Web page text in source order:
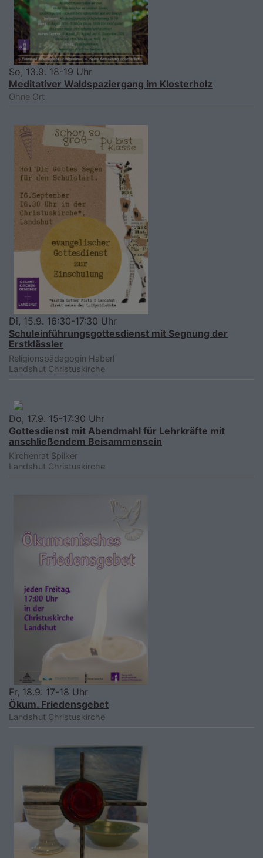
So, 13.9. 18-19 Uhr
Meditativer Waldspaziergang im Klosterholz
Ohne Ort
Di, 15.9. 16:30-17:30 Uhr
Schuleinführungsgottesdienst mit Segnung der
Erstklässler
Religionspädagogin Haberl
Landshut Christuskirche
Do, 17.9. 15-17:30 Uhr
Gottesdienst mit Abendmahl für Lehrkräfte mit
anschließendem Beisammensein
Kirchenrat Spilker
Landshut Christuskirche
Fr, 18.9. 17-18 Uhr
Ökum. Friedensgebet
Landshut Christuskirche